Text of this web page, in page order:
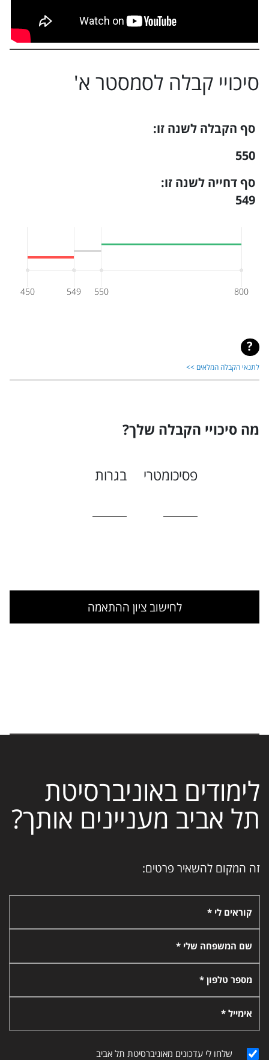
סיכויי קבלה לסמסטר א'
סף הקבלה לשנה זו:
550
סף דחייה לשנה זו:
549
450 549 550 800
לתנאי הקבלה המלאים >>
מה סיכויי הקבלה שלך?
פסיכומטרי בגרות
לחישוב ציון ההתאמה
לימודים באוניברסיטת
תל אביב מעניינים אותך?
זה המקום להשאיר פרטים:
קוראים לי *
שם המשפחה שלי *
מספר טלפון *
אימייל *
שלחו לי עדכונים מאוניברסיטת תל אביב